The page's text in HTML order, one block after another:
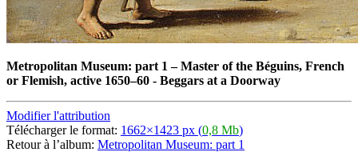
Metropolitan Museum: part 1 –Master of the Béguins, French
or Flemish, active 1650–60 - Beggars at a Doorway
Modifier l'attribution
Télécharger le format: 1662×1423 px (0,8 Mb)
Retour à l’album: Metropolitan Museum: part 1